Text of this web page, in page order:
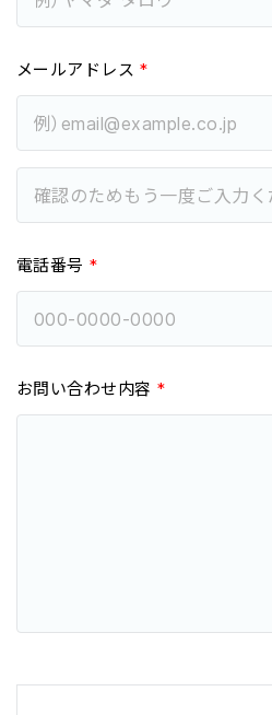
メールアドレス *
電話番号 *
お問い合わせ内容 *